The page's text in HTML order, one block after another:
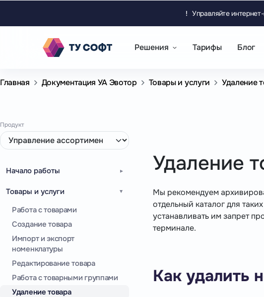
! Управляйте
Решения Тарифы Блог
Главная Документация УА Эвотор Товары и услуги Удаление
Продукт
Начало работы
Товары и услуги
Работа с товарами
Создание товара
Импорт и экспорт
номенклатуры
Редактирование товара
Работа с товарными группами
Удаление товара
Удаление
Мы рекомендуем
отдельный каталог для
устанавливать им запрет
терминале.
Как удалить